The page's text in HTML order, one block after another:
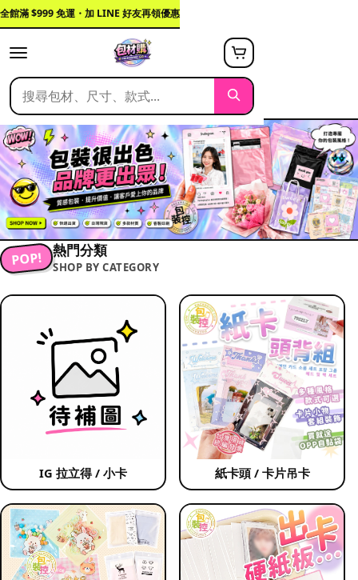
全館滿 $999 免運・加 LINE 好友再領優惠
POP! 熱門分類
SHOP BY CATEGORY
IG 拉立得 / 小卡 紙卡頭 / 卡片吊卡